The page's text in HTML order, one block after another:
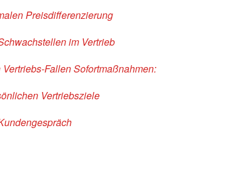
Preisdifferenzierung
im Vertrieb
FallenSofortmaßnahmen:
Vertriebsziele